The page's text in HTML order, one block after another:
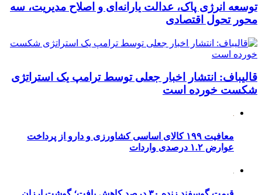
توسعه انرژی پاک، عدالت یارانه‌ای و اصلاح مدیریت، سه
محور تحول اقتصادی
قالیباف: انتشار اخبار جعلی توسط ترامپ یک استراتژی
شکست خورده است
معافیت ۱۹۹ کالای اساسی کشاورزی و دارو از پرداخت
عوارض ۱.۲ درصدی واردات